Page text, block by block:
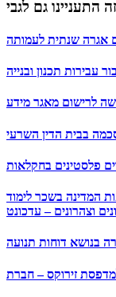
התעניינו גם לגבי
אגרה שנתית לעמותה
עבירות תכנון ובנייה
לרישום מאגר מידע
בבית הדין השרעי
פלסטינים בחקלאות
המדינה בשכר לימוד
וצהרונים – עדכונט
בנושא דוחות תנועה